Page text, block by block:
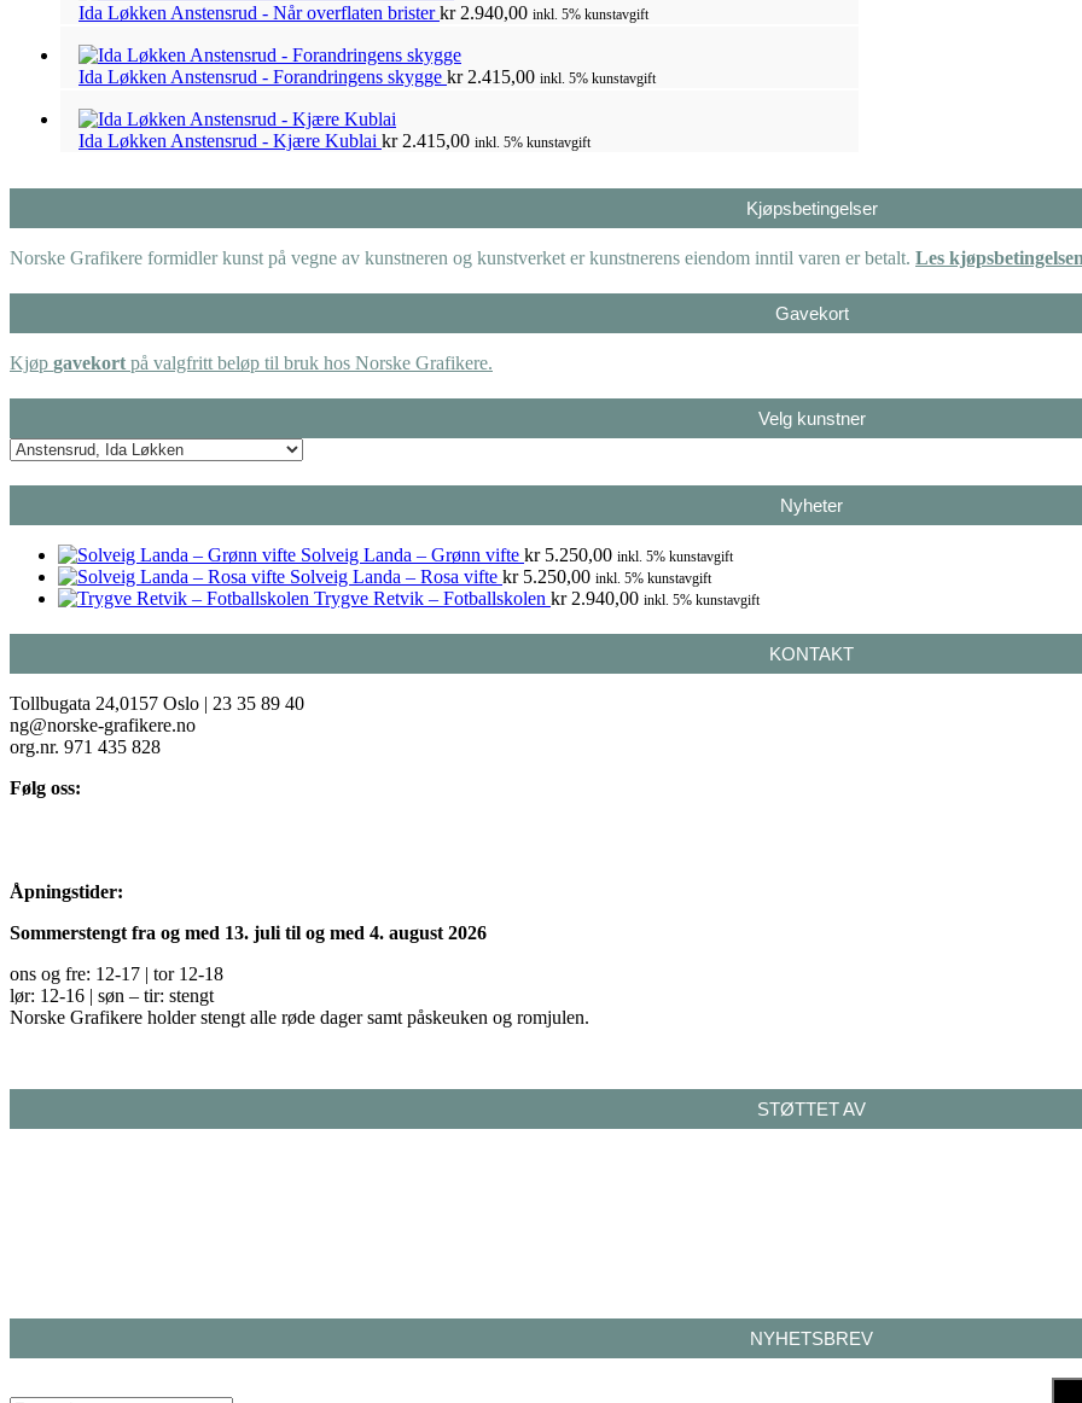
Ida Løkken Anstensrud - Når overflaten bristerkr2.940,00 inkl. 5% kunstavgift
Ida Løkken Anstensrud - Forandringens skygge kr2.415,00 inkl. 5% kunstavgift
Ida Løkken Anstensrud - Kjære Kublai kr2.415,00 inkl. 5% kunstavgift
Kjøpsbetingelser
Norske Grafikere formidler kunst på vegne av kunstneren og kunstverket er kunstnerens eiendom inntil varen er betalt. Les
Gavekort
Kjøp gavekort på valgfritt beløp til bruk hos Norske Grafikere.
Velg kunstner
Nyheter
Solveig Landa – Grønn vifte kr5.250,00 inkl. 5% kunstavgift
Solveig Landa – Rosa vifte kr5.250,00 inkl. 5% kunstavgift
Trygve Retvik – Fotballskolen kr2.940,00 inkl. 5% kunstavgift
KONTAKT
Tollbugata 24,0157 Oslo | 23 35 89 40
ng@norske-grafikere.no
org.nr. 971 435 828
Følg oss:
Åpningstider:
Sommerstengt fra og med 13. juli til og med 4. august 2026
ons og fre: 12-17 | tor 12-18
lør: 12-16 | søn – tir: stengt
Norske Grafikere holder stengt alle røde dager samt påskeuken og romjulen.
STØTTET AV
NYHETSBREV